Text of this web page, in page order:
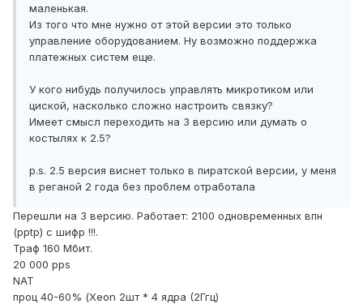
маленькая.
Из того что мне нужно от этой версии это только
управление оборудованием. Ну возможно поддержка
платежных систем еще.
У кого нибудь получилось управлять микротиком или
циской, насколько сложно настроить связку?
Имеет смысл переходить на 3 версию или думать о
костылях к 2.5?
p.s. 2.5 версия виснет только в пиратской версии, у меня
в реганой 2 года без проблем отработала
Перешли на 3 версию. Работает: 2100 одновременных впн
(pptp) c шифр !!!.
Траф 160 Мбит.
20 000 pps
NAT
проц 40-60% (Xeon 2шт * 4 ядра (2Ггц)